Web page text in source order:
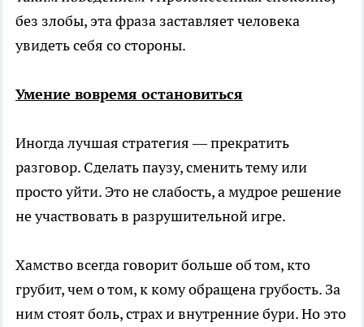
без злобы, эта фраза заставляет человека
увидеть себя со стороны.
Умение вовремя остановиться
Иногда лучшая стратегия — прекратить
разговор. Сделать паузу, сменить тему или
просто уйти. Это не слабость, а мудрое решение
не участвовать в разрушительной игре.
Хамство всегда говорит больше об том, кто
грубит, чем о том, к кому обращена грубость. За
ним стоят боль, страх и внутренние бури. Но это